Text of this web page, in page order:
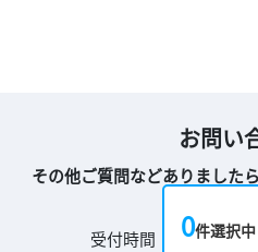
0件選択中
お問い
その他ご質問などありました
受付時間 10:00～